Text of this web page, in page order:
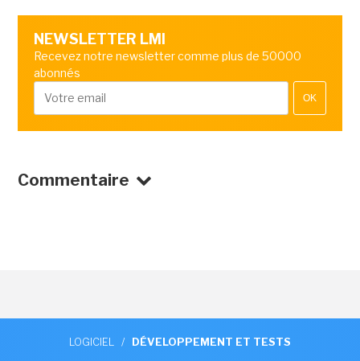
NEWSLETTER LMI
Recevez notre newsletter comme plus de 50000
abonnés
OK
Commentaire
LOGICIEL / DÉVELOPPEMENT ET TESTS